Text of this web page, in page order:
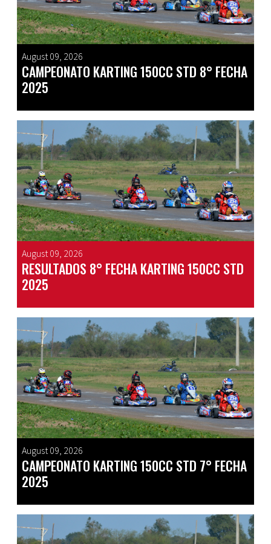
August 09, 2026
CAMPEONATO KARTING 150CC STD 8° FECHA
2025
August 09, 2026
RESULTADOS 8° FECHA KARTING 150CC STD
2025
August 09, 2026
CAMPEONATO KARTING 150CC STD 7° FECHA
2025